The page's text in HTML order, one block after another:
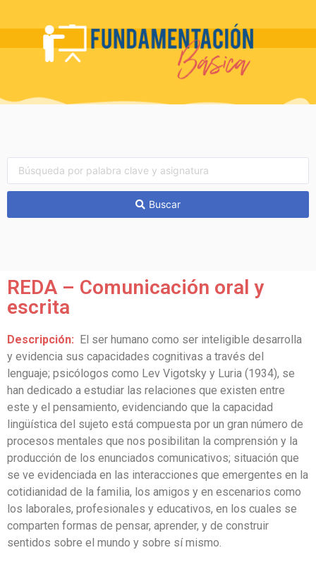
Buscar
REDA – Comunicación oral y
escrita
Descripción: El ser humano como ser inteligible desarrolla
y evidencia sus capacidades cognitivas a través del
lenguaje; psicólogos como Lev Vigotsky y Luria (1934), se
han dedicado a estudiar las relaciones que existen entre
este y el pensamiento, evidenciando que la capacidad
lingüística del sujeto está compuesta por un gran número de
procesos mentales que nos posibilitan la comprensión y la
producción de los enunciados comunicativos; situación que
se ve evidenciada en las interacciones que emergentes en la
cotidianidad de la familia, los amigos y en escenarios como
los laborales, profesionales y educativos, en los cuales se
comparten formas de pensar, aprender, y de construir
sentidos sobre el mundo y sobre sí mismo.